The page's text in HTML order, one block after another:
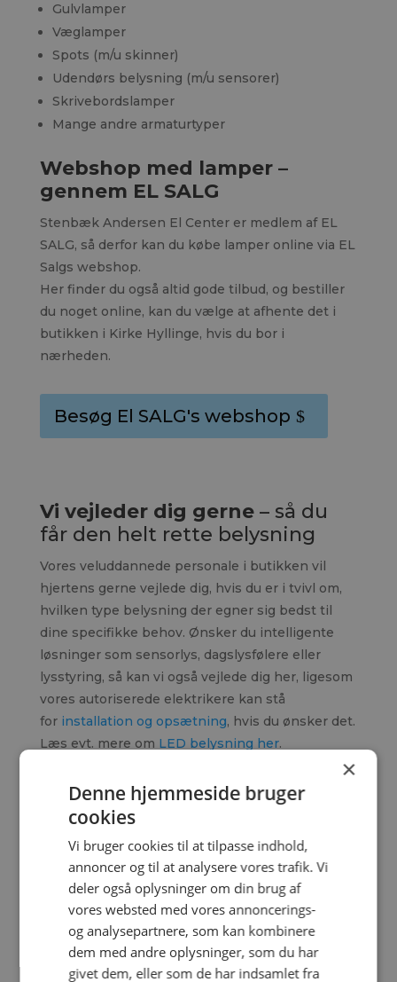
Gulvlamper
Væglamper
Spots (m/u skinner)
Udendørs belysning (m/u sensorer)
Skrivebordslamper
Mange andre armaturtyper
Webshop med lamper –
gennem EL SALG
Stenbæk Andersen El Center er medlem af EL
SALG, så derfor kan du købe lamper online via EL
Salgs webshop.
Her finder du også altid gode tilbud, og bestiller
du noget online, kan du vælge at afhente det i
butikken i Kirke Hyllinge, hvis du bor i
nærheden.
Besøg El SALG's webshop
Vi vejleder dig gerne– så du
får den helt rette belysning
Vores veluddannede personale i butikken vil
hjertens gerne vejlede dig, hvis du er i tvivl om,
hvilken type belysning der egner sig bedst til
dine specifikke behov. Ønsker du intelligente
løsninger som sensorlys, dagslysfølere eller
lysstyring, så kan vi også vejlede dig her, ligesom
vores autoriserede elektrikere kan stå
for installation og opsætning, hvis du ønsker det.
Læs evt. mere om LED belysning her.
belysnings- og lampetilbehør, som el-pærer,
stikdåser og andet eltilbehør. Derudover har vi et
stort sortiment af hårdehvidevarerog el-artikler
som støvsugere, strygejern og køkkenmaskiner.
Butikkens åbningstider
Mandag til fredag kl. 9.30-17.00
Lørdag kl. 9.30-13.00
×
Denne hjemmeside bruger
cookies
Vi bruger cookies til at tilpasse indhold,
annoncer og til at analysere vores trafik. Vi
deler også oplysninger om din brug af
vores websted med vores annoncerings-
og analysepartnere, som kan kombinere
dem med andre oplysninger, som du har
givet dem, eller som de har indsamlet fra